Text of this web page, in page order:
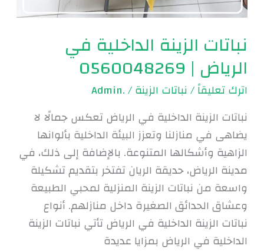
نباتات الزينة الداخلية في
الرياض | 0560048269
اترك تعليقاً/نباتات الزينة/
.Admin
نباتات الزينة الداخلية في الرياض تعكس جمالًا لا
يضاهى في منازلنا وتعزز البيئة الداخلية بألوانها
الزاهية وأشكالها المتنوعة. بالإضافة إلى ذلك، في
مدينة الرياض، حديقة الريان تفتخر بتقديم تشكيلة
واسعة من نباتات الزينة المنزلية لمحبي الطبيعة
وعشاق الحدائق الصغيرة داخل منازلهم. أنواع
نباتات الزينة الداخلية في الرياض تأتي نباتات الزينة
الداخلية في الرياض بمزايا عديدة